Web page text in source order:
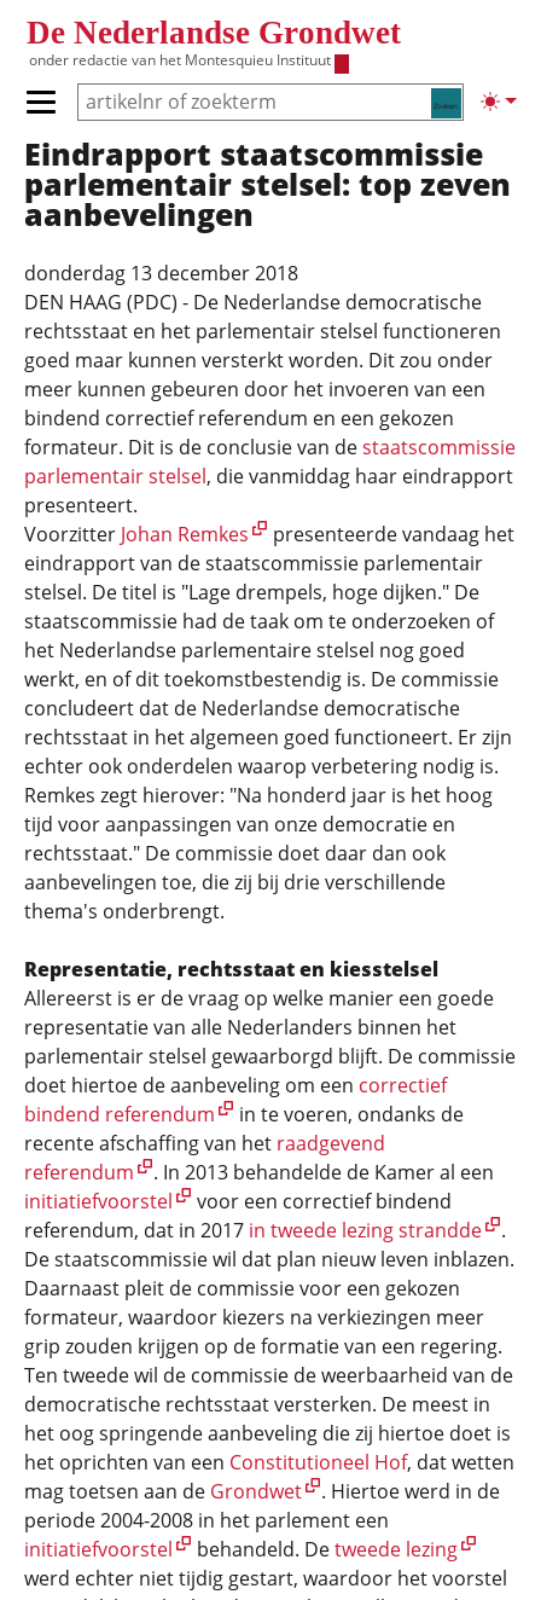
De Nederlandse Grondwet
onder redactie van het Montesquieu Instituut
Zoeken
Primair menu tonen/verbergen
Hoofdnavigatie
Eindrapport staatscommissie
parlementair stelsel: top zeven
aanbevelingen
donderdag 13 december 2018
DEN HAAG (PDC) - De Nederlandse democratische
rechtsstaat en het parlementair stelsel functioneren
goed maar kunnen versterkt worden. Dit zou onder
meer kunnen gebeuren door het invoeren van een
bindend correctief referendum en een gekozen
formateur. Dit is de conclusie van destaatscommissie
parlementair stelsel, die vanmiddag haar eindrapport
presenteert.
Voorzitter Johan Remkes
presenteerde vandaag het
eindrapport van de staatscommissie parlementair
stelsel. De titel is "Lage drempels, hoge dijken." De
staatscommissie had de taak om te onderzoeken of
het Nederlandse parlementaire stelsel nog goed
werkt, en of dit toekomstbestendig is. De commissie
concludeert dat de Nederlandse democratische
rechtsstaat in het algemeen goed functioneert. Er zijn
echter ook onderdelen waarop verbetering nodig is.
Remkes zegt hierover: "Na honderd jaar is het hoog
tijd voor aanpassingen van onze democratie en
rechtsstaat." De commissie doet daar dan ook
aanbevelingen toe, die zij bij drie verschillende
thema's onderbrengt.
Representatie, rechtsstaat en kiesstelsel
Allereerst is er de vraag op welke manier een goede
representatie van alle Nederlanders binnen het
parlementair stelsel gewaarborgd blijft. De commissie
doet hiertoe de aanbeveling om een correctief
bindend referendum
in te voeren, ondanks de
recente afschaffing van het raadgevend
referendum
. In 2013 behandelde de Kamer al een
initiatiefvoorstel
voor een correctief bindend
referendum, dat in 2017 in tweede lezing strandde
.
De staatscommissie wil dat plan nieuw leven inblazen.
Daarnaast pleit de commissie voor een gekozen
formateur, waardoor kiezers na verkiezingen meer
grip zouden krijgen op de formatie van een regering.
Ten tweede wil de commissie de weerbaarheid van de
democratische rechtsstaat versterken. De meest in
het oog springende aanbeveling die zij hiertoe doet is
het oprichten van een Constitutioneel Hof, dat wetten
mag toetsen aan de Grondwet
. Hiertoe werd in de
periode 2004-2008 in het parlement een
initiatiefvoorstel
behandeld. Detweede lezing
werd echter niet tijdig gestart, waardoor het voorstel